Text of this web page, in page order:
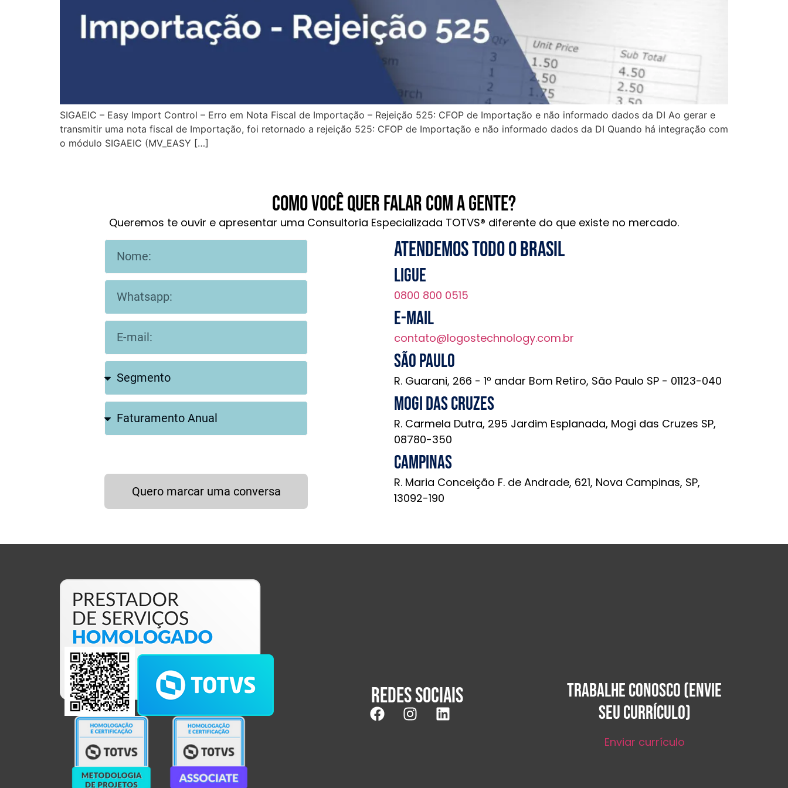
SIGAEIC – Easy Import Control – Erro em Nota Fiscal de Importação – Rejeição 525: CFOP de Importação e não informado dados da DI Ao gerar e
transmitir uma nota fiscal de Importação, foi retornado a rejeição 525: CFOP de Importação e não informado dados da DI Quando há integração com
o módulo SIGAEIC (MV_EASY […]
Como você quer falar com a gente?
Queremos te ouvir e apresentar uma Consultoria Especializada TOTVS® diferente do que existe no mercado.
Quero marcar uma conversa
Atendemos todo o brasil
Ligue
0800 800 0515
E-mail
contato@logostechnology.com.br
São Paulo
R. Guarani, 266 - 1º andar Bom Retiro, São Paulo SP - 01123-040
Mogi das Cruzes
R. Carmela Dutra, 295 Jardim Esplanada, Mogi das Cruzes SP,
08780-350
Campinas
R. Maria Conceição F. de Andrade, 621, Nova Campinas, SP,
13092-190
Redes sociais
TRABALHE CONOSCO (ENVIE
SEU CURRÍCULO)
Enviar currículo